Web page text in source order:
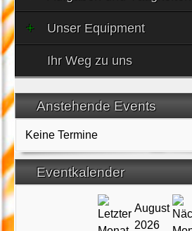
Unser Equipment
Ihr Weg zu uns
Anstehende Events
Keine Termine
Eventkalender
August
2026